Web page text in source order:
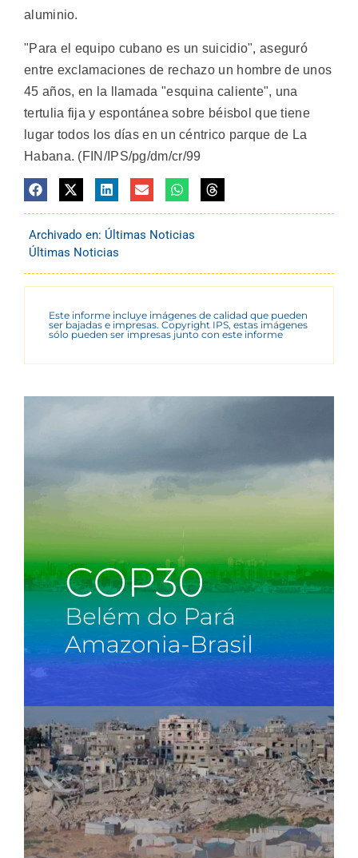
aluminio.
"Para el equipo cubano es un suicidio", aseguró
entre exclamaciones de rechazo un hombre de unos
45 años, en la llamada "esquina caliente", una
tertulia fija y espontánea sobre béisbol que tiene
lugar todos los días en un céntrico parque de La
Habana. (FIN/IPS/pg/dm/cr/99
Archivado en: Últimas Noticias
Últimas Noticias
Este informe incluye imágenes de calidad que pueden
ser bajadas e impresas. Copyright IPS, estas imágenes
sólo pueden ser impresas junto con este informe